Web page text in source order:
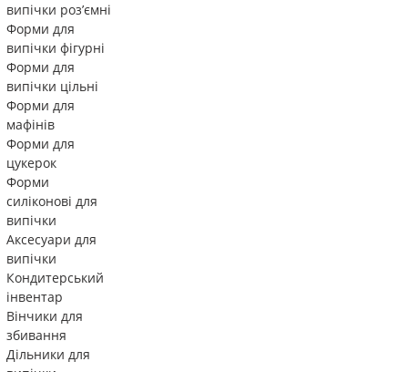
випічки роз’ємні
Форми для
випічки фігурні
Форми для
випічки цільні
Форми для
мафінів
Форми для
цукерок
Форми
силіконові для
випічки
Аксесуари для
випічки
Кондитерський
інвентар
Вінчики для
збивання
Дільники для